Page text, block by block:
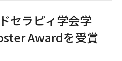
セラピィ学会学
Awardを受賞